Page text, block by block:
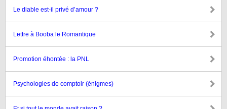
Le diable est-il privé d’amour ?
Lettre à Booba le Romantique
Promotion éhontée : la PNL
Psychologies de comptoir (énigmes)